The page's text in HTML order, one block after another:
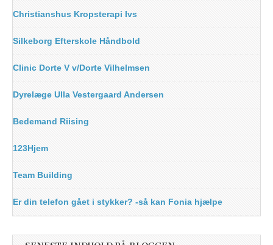
Christianshus Kropsterapi Ivs
Silkeborg Efterskole Håndbold
Clinic Dorte V v/Dorte Vilhelmsen
Dyrelæge Ulla Vestergaard Andersen
Bedemand Riising
123Hjem
Team Building
Er din telefon gået i stykker? -så kan Fonia hjælpe